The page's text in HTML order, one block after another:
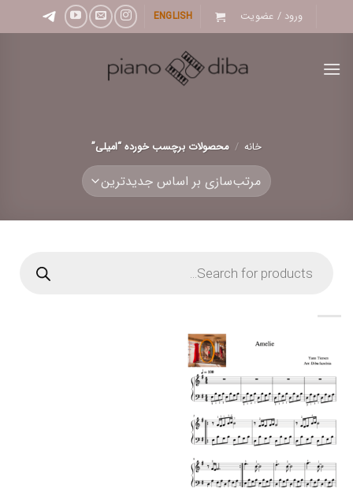
to
ورود / عضویت ENGLISH
خانه / محصولات برچسب خورده “امیلی”
search